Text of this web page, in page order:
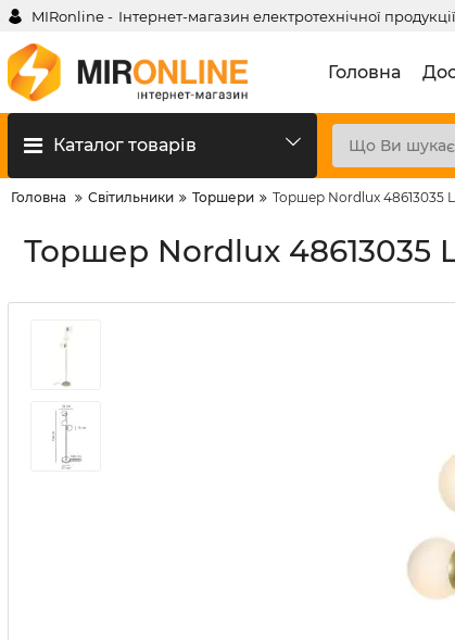
MIRonline - Інтернет-магазин електротехнічної продукції
Головна
Каталог товарів
Головна Світильники Торшери Торшер Nordlux 48613035
Торшер Nordlux 48613035